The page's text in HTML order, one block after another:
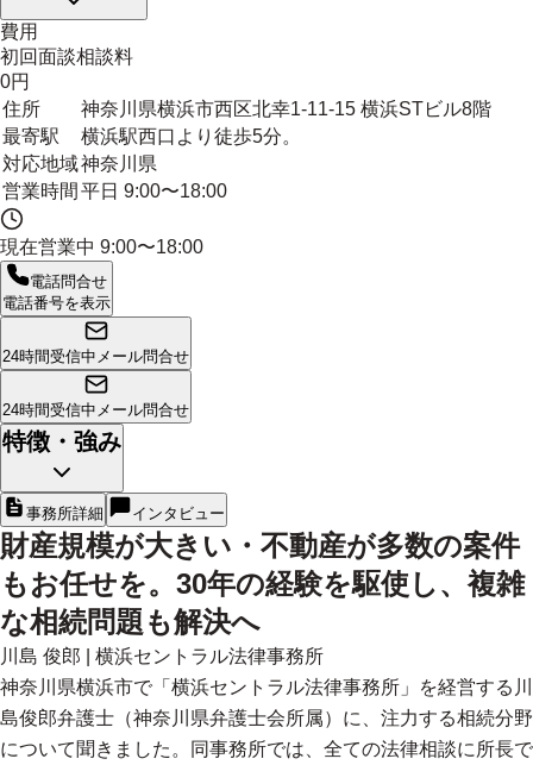
費用
初回面談相談料
0円
住所
神奈川県横浜市西区北幸1-11-15 横浜STビル8階
最寄駅
横浜駅西口より徒歩5分。
対応地域神奈川県
営業時間 平日 9:00〜18:00
現在営業中 9:00〜18:00
電話問合せ
電話番号を表示
24時間受信中 メール問合せ
24時間受信中 メール問合せ
特徴・強み
事務所詳細 インタビュー
財産規模が大きい・不動産が多数の案件
もお任せを。30年の経験を駆使し、複雑
な相続問題も解決へ
川島 俊郎
横浜セントラル法律事務所
神奈川県横浜市で「横浜セントラル法律事務所」を経営する川
島俊郎弁護士（神奈川県弁護士会所属）に、注力する相続分野
について聞きました。同事務所では、全ての法律相談に所長で